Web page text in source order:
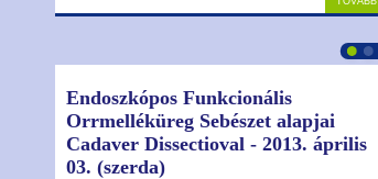
elmúlt két alkalommal Eger adott otthont
Endoszkópos Funkcionális
Orrmelléküreg Sebészet alapjai
Cadaver Dissectioval - 2013. április
03. (szerda)